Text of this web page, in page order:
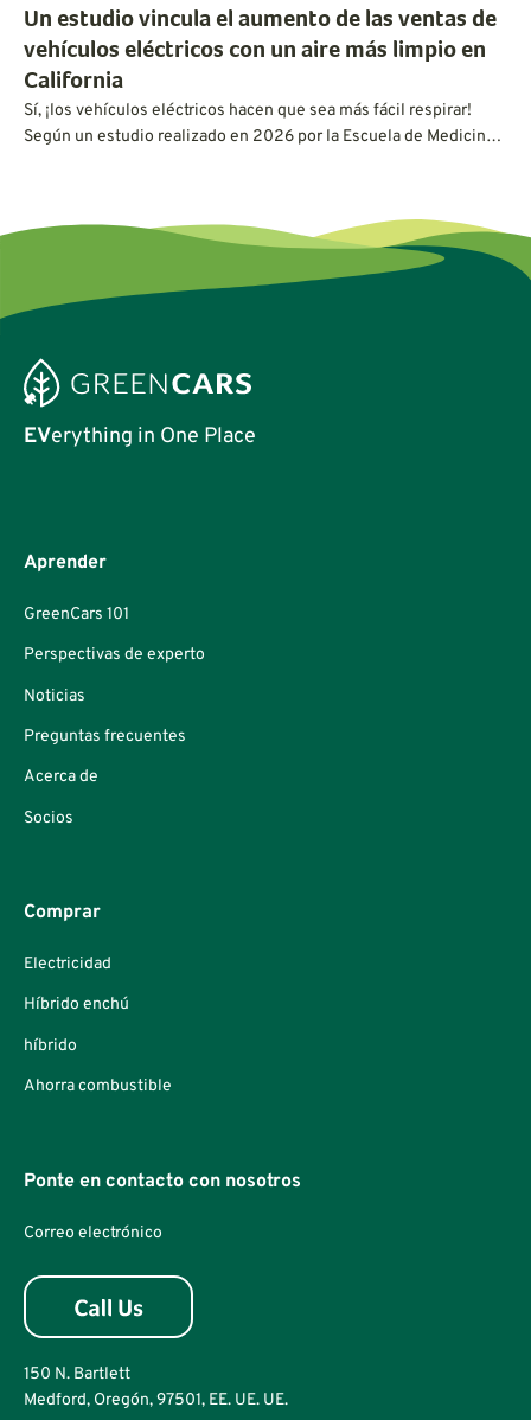
Un estudio vincula el aumento de las ventas de
vehículos eléctricos con un aire más limpio en
California
Sí, ¡los vehículos eléctricos hacen que sea más fácil respirar!
Según un estudio realizado en 2026 por la Escuela de Medicina
la contaminación del aire en California. Esto es lo que revela el
EVerything in One Place
Aprender
GreenCars 101
Perspectivas de experto
Noticias
Preguntas frecuentes
Acerca de
Socios
Comprar
Electricidad
Híbrido enchú
híbrido
Ahorra combustible
Ponte en contacto con nosotros
Correo electrónico
150 N. Bartlett
Medford, Oregón, 97501, EE. UE. UE.